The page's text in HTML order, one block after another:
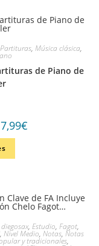
, Música clásica,
de Piano de
7,99€
diegosax, Estudio, Fagot,
, Nivel Medio, Notas, Notas
y tradicionales,